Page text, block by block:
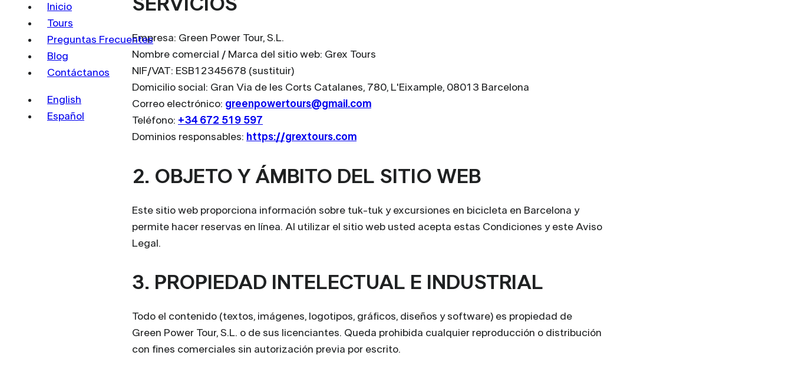
Inicio
Tours
Preguntas Frecuentes
Blog
Contáctanos
English
Español
SERVICIOS
Empresa: Green Power Tour, S.L.
Nombre comercial / Marca del sitio web: Grex Tours
NIF/VAT: ESB12345678 (sustituir)
Domicilio social: Gran Via de les Corts Catalanes, 780, L'Eixample, 08013 Barcelona
Correo electrónico: greenpowertours@gmail.com
Teléfono: +34 672 519 597
Dominios responsables: https://grextours.com
2. OBJETO Y ÁMBITO DEL SITIO WEB
Este sitio web proporciona información sobre tuk-tuk y excursiones en bicicleta en Barcelona y
permite hacer reservas en línea. Al utilizar el sitio web usted acepta estas Condiciones y este Aviso
Legal.
3. PROPIEDAD INTELECTUAL E INDUSTRIAL
Todo el contenido (textos, imágenes, logotipos, gráficos, diseños y software) es propiedad de
Green Power Tour, S.L. o de sus licenciantes. Queda prohibida cualquier reproducción o distribución
con fines comerciales sin autorización previa por escrito.